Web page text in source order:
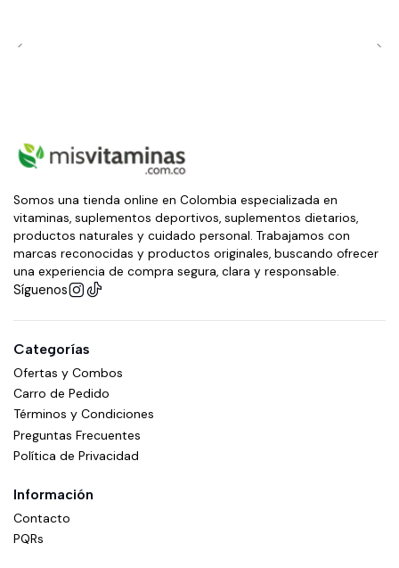
Somos una tienda online en Colombia especializada en
vitaminas, suplementos deportivos, suplementos dietarios,
productos naturales y cuidado personal. Trabajamos con
marcas reconocidas y productos originales, buscando ofrecer
una experiencia de compra segura, clara y responsable.
Síguenos
Categorías
Ofertas y Combos
Carro de Pedido
Términos y Condiciones
Preguntas Frecuentes
Política de Privacidad
Información
Contacto
PQRs